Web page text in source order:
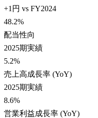
+1円 vs FY2024
48.2%
配当性向
2025期実績
5.2%
売上高成長率 (YoY)
2025期実績
8.6%
営業利益成長率 (YoY)